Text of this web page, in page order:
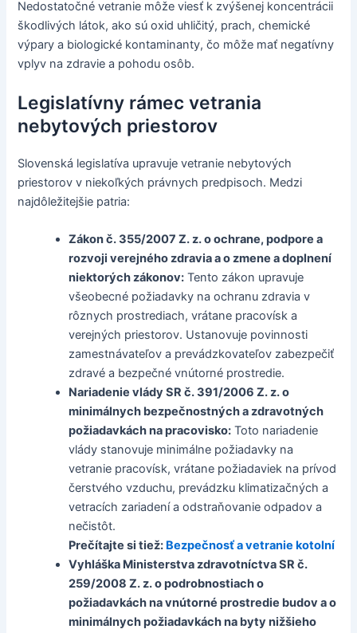
Nedostatočné vetranie môže viesť k zvýšenej koncentrácii
škodlivých látok, ako sú oxid uhličitý, prach, chemické
výpary a biologické kontaminanty, čo môže mať negatívny
vplyv na zdravie a pohodu osôb.
Legislatívny rámec vetrania
nebytových priestorov
Slovenská legislatíva upravuje vetranie nebytových
priestorov v niekoľkých právnych predpisoch. Medzi
najdôležitejšie patria:
Zákon č. 355/2007 Z. z. o ochrane, podpore a
rozvoji verejného zdravia a o zmene a doplnení
niektorých zákonov: Tento zákon upravuje
všeobecné požiadavky na ochranu zdravia v
rôznych prostrediach, vrátane pracovísk a
verejných priestorov. Ustanovuje povinnosti
zamestnávateľov a prevádzkovateľov zabezpečiť
zdravé a bezpečné vnútorné prostredie.
Nariadenie vlády SR č. 391/2006 Z. z. o
minimálnych bezpečnostných a zdravotných
požiadavkách na pracovisko: Toto nariadenie
vlády stanovuje minimálne požiadavky na
vetranie pracovísk, vrátane požiadaviek na prívod
čerstvého vzduchu, prevádzku klimatizačných a
vetracích zariadení a odstraňovanie odpadov a
nečistôt.
Prečítajte si tiež: Bezpečnosť a vetranie kotolní
Vyhláška Ministerstva zdravotníctva SR č.
259/2008 Z. z. o podrobnostiach o
požiadavkách na vnútorné prostredie budov a o
minimálnych požiadavkách na byty nižšieho